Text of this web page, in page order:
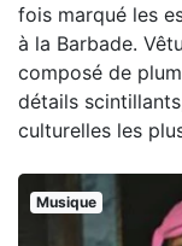
fois marqué les
à la Barbade.
composé de
détails
culturelles les
Musique